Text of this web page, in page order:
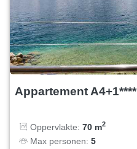
Appartement A4+1****
Oppervlakte: 70 m2
Max personen: 5